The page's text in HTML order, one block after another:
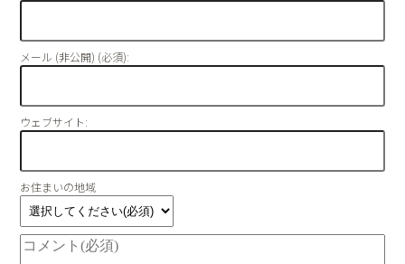
メール (非公開) (必須):
ウェブサイト:
お住まいの地域